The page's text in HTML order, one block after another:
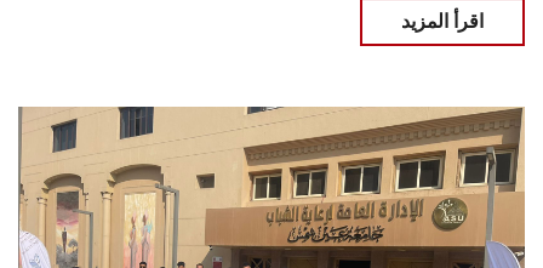
اقرأ المزيد